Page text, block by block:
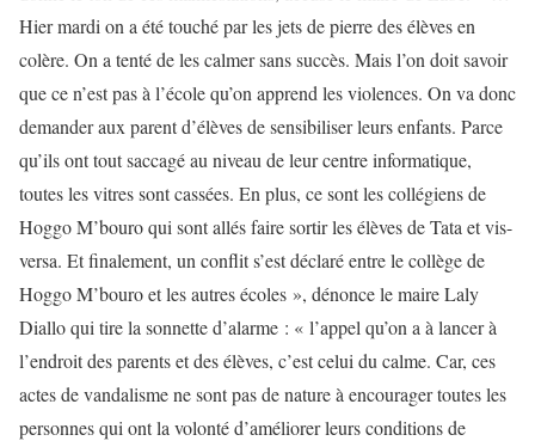
Hier mardi on a été touché par les jets de pierre des élèves en
colère. On a tenté de les calmer sans succès. Mais l’on doit savoir
que ce n’est pas à l’école qu’on apprend les violences. On va donc
demander aux parent d’élèves de sensibiliser leurs enfants. Parce
qu’ils ont tout saccagé au niveau de leur centre informatique,
toutes les vitres sont cassées. En plus, ce sont les collégiens de
Hoggo M’bouro qui sont allés faire sortir les élèves de Tata et vis-
versa. Et finalement, un conflit s’est déclaré entre le collège de
Hoggo M’bouro et les autres écoles », dénonce le maire Laly
Diallo qui tire la sonnette d’alarme : « l’appel qu’on a à lancer à
l’endroit des parents et des élèves, c’est celui du calme. Car, ces
actes de vandalisme ne sont pas de nature à encourager toutes les
personnes qui ont la volonté d’améliorer leurs conditions de